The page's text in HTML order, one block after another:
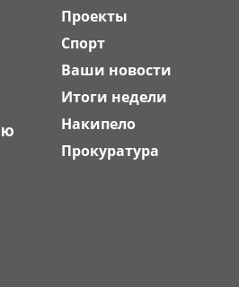
Проекты
Спорт
Ваши новости
Итоги недели
Накипело
Прокуратура